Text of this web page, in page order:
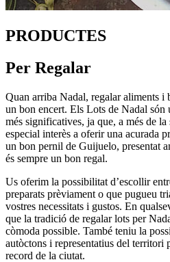
PRODUCTES
Per Regalar
Quan arriba Nadal, regalar aliments i
un bon encert. Els Lots de Nadal són
més significatives, ja que, a més de
especial interès a oferir una acurada
un bon pernil de Guijuelo, presentat
és sempre un bon regal.
Us oferim la possibilitat d’escollir
preparats prèviament o que pugueu
vostres necessitats i gustos. En
que la tradició de regalar lots per
còmoda possible. També teniu la
autòctons i representatius del territori
record de la ciutat.